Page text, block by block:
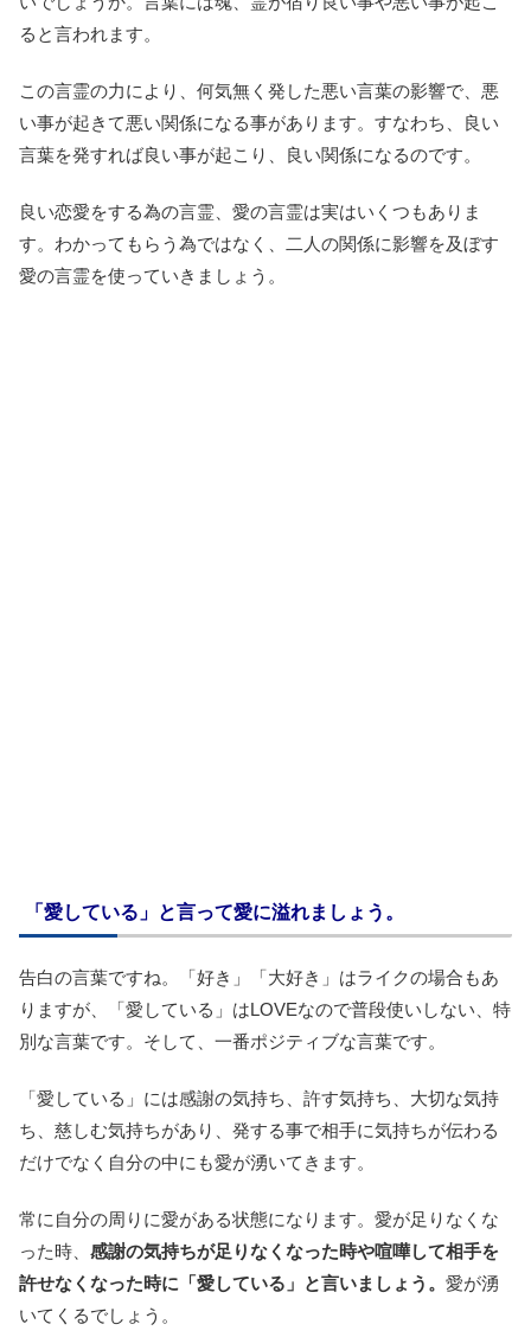
ると言われます。
この言霊の力により、何気無く発した悪い言葉の影響で、悪
い事が起きて悪い関係になる事があります。すなわち、良い
言葉を発すれば良い事が起こり、良い関係になるのです。
良い恋愛をする為の言霊、愛の言霊は実はいくつもありま
す。わかってもらう為ではなく、二人の関係に影響を及ぼす
愛の言霊を使っていきましょう。
「愛している」と言って愛に溢れましょう。
告白の言葉ですね。「好き」「大好き」はライクの場合もあ
りますが、「愛している」はLOVEなので普段使いしない、特
別な言葉です。そして、一番ポジティブな言葉です。
「愛している」には感謝の気持ち、許す気持ち、大切な気持
ち、慈しむ気持ちがあり、発する事で相手に気持ちが伝わる
だけでなく自分の中にも愛が湧いてきます。
常に自分の周りに愛がある状態になります。愛が足りなくな
った時、 感謝の気持ちが足りなくなった時や喧嘩して相手を
許せなくなった時に「愛している」と言いましょう。 愛が湧
いてくるでしょう。